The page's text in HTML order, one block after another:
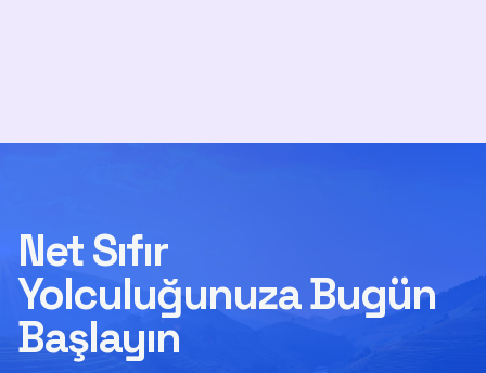
Net Sıfır
Yolculuğunuza Bugün
Başlayın